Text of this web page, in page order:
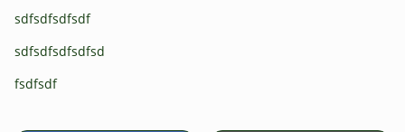
sdfsdfsdfsdf
sdfsdfsdfsdfsd
fsdfsdf